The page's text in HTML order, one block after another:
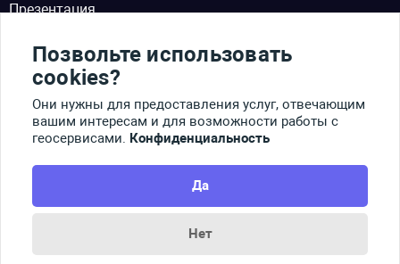
Презентация
Новости
Аналитические статьи
Контакты
Справочник по работе
Раскрытие информации
Позвольте использовать
cookies?
Они нужны для предоставления услуг, отвечающим
вашим интересам и для возможности работы с
геосервисами. Конфиденциальность
Да
Нет